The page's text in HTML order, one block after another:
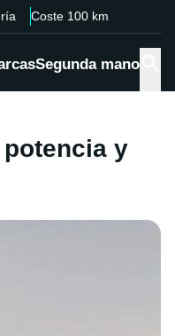
Coste 100 km
Segunda mano
y